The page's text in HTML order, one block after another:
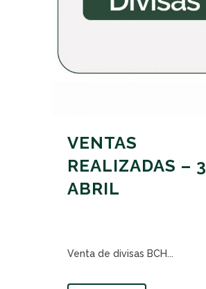
VENTAS
REALIZADAS – 3
ABRIL
Venta de divisas BCH...